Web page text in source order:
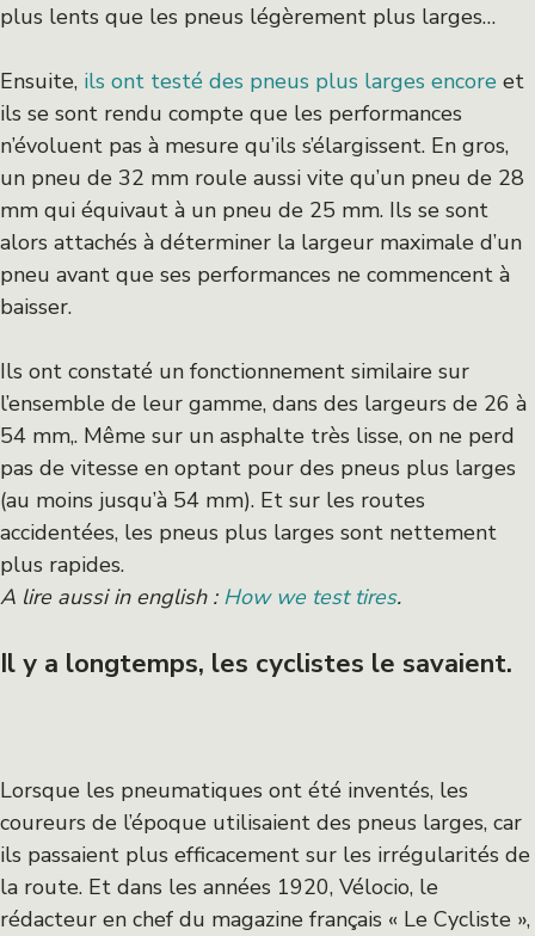
plus lents que les pneus légèrement plus larges…
Ensuite, ils ont testé des pneus plus larges encore et
ils se sont rendu compte que les performances
n’évoluent pas à mesure qu’ils s’élargissent. En gros,
un pneu de 32 mm roule aussi vite qu’un pneu de 28
mm qui équivaut à un pneu de 25 mm. Ils se sont
alors attachés à déterminer la largeur maximale d’un
pneu avant que ses performances ne commencent à
baisser.
Ils ont constaté un fonctionnement similaire sur
l’ensemble de leur gamme, dans des largeurs de 26 à
54 mm,. Même sur un asphalte très lisse, on ne perd
pas de vitesse en optant pour des pneus plus larges
(au moins jusqu’à 54 mm). Et sur les routes
accidentées, les pneus plus larges sont nettement
plus rapides.
A lire aussi in english :How we test tires.
Il y a longtemps, les cyclistes le savaient.
Lorsque les pneumatiques ont été inventés, les
coureurs de l’époque utilisaient des pneus larges, car
ils passaient plus efficacement sur les irrégularités de
la route. Et dans les années 1920, Vélocio, le
rédacteur en chef du magazine français « Le Cycliste »,